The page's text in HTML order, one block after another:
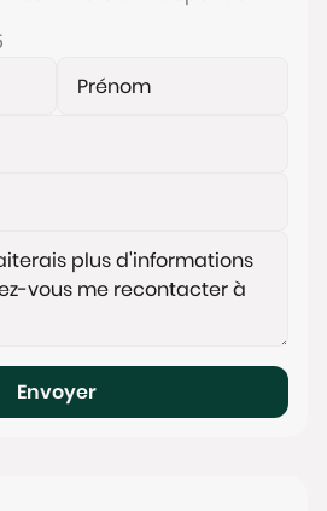
copropriété : 392 €/mois
et chauffage).
situé en centre ville et à
des commerces et des
et Marnes la Coquette à
risques auxquels ce bien est
Envoyer